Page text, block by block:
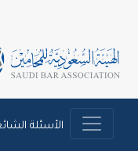
الأسئلة الشائعة